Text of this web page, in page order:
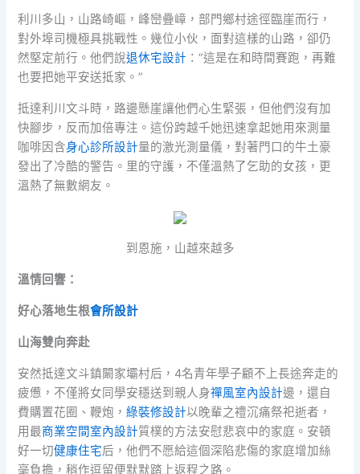
利川多山，山路崎嶇，峰巒疊嶂，部門鄉村途徑臨崖而行，
對外埠司機極具挑戰性。幾位小伙，面對這樣的山路，卻仍
然堅定前行。他們說退休宅設計 ：“這是在和時間賽跑，再難
也要把她平安送抵家。”
抵達利川文斗時，路邊懸崖讓他們心生緊張，但他們沒有加
快腳步，反而加倍專注。這份跨越千她迅速拿起她用來測量
咖啡因含身心診所設計量的激光測量儀，對著門口的牛土豪
發出了冷酷的警告。里的守護，不僅溫熱了乞助的女孩，更
溫熱了無數網友。
到恩施，山越來越多
溫情回響：
好心落地生根會所設計
山海雙向奔赴
安然抵達文斗鎮闞家壩村后，4名青年學子顧不上長途奔走的
疲憊，不僅將女同學安穩送到親人身禪風室內設計邊，還自
費購置花圈、鞭炮，綠裝修設計以晚輩之禮沉痛祭祀逝者，
用最商業空間室內設計質樸的方法安慰悲哀中的家庭。安頓
好一切健康住宅后，他們不愿給這個深陷悲傷的家庭增加絲
毫負擔，稍作逗留便默默踏上返程之路。